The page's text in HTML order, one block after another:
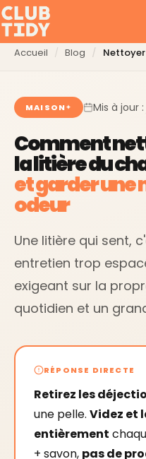
Accueil Blog
MAISON Mis à jour
Comment
la litière du
et garder une
odeur
Une litière qui sent,
entretien trop
exigeant sur la
quotidien et un
RÉPONSE DIRECTE
Retirez les
une pelle. Videz et
entièrement
+ savon, pas de